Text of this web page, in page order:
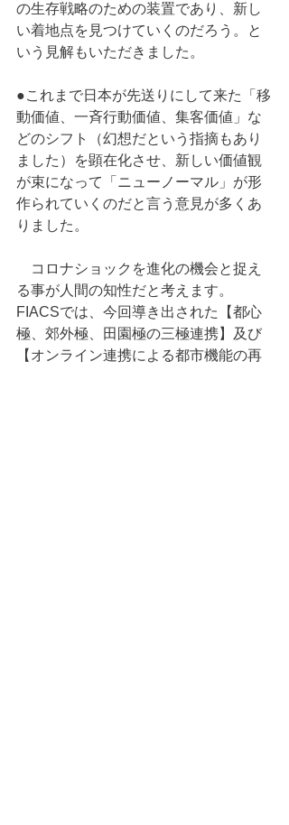
の生存戦略のための装置であり、新し
い着地点を見つけていくのだろう。と
いう見解もいただきました。
●これまで日本が先送りにして来た「移
動価値、一斉行動価値、集客価値」な
どのシフト（幻想だという指摘もあり
ました）を顕在化させ、新しい価値観
が束になって「ニューノーマル」が形
作られていくのだと言う意見が多くあ
りました。
コロナショックを進化の機会と捉え
る事が人間の知性だと考えます。
FIACSでは、今回導き出された【都心
極、郊外極、田園極の三極連携】及び
【オンライン連携による都市機能の再